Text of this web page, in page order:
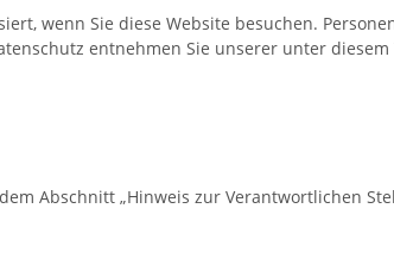
wenn Sie diese Website besuchen.
entnehmen Sie unserer unter
Abschnitt „Hinweis zur Verantwortlichen